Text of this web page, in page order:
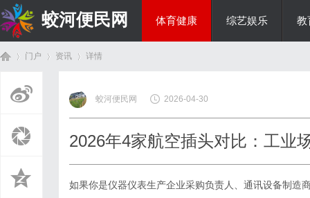
蛟河便民网 体育健康 综艺娱乐 教
门户 资讯
›
详情
蛟河便民网 2026-04-30
2026年4家航空插头对比：工业
如果你是仪器仪表生产企业采购负责人、通讯设备制造